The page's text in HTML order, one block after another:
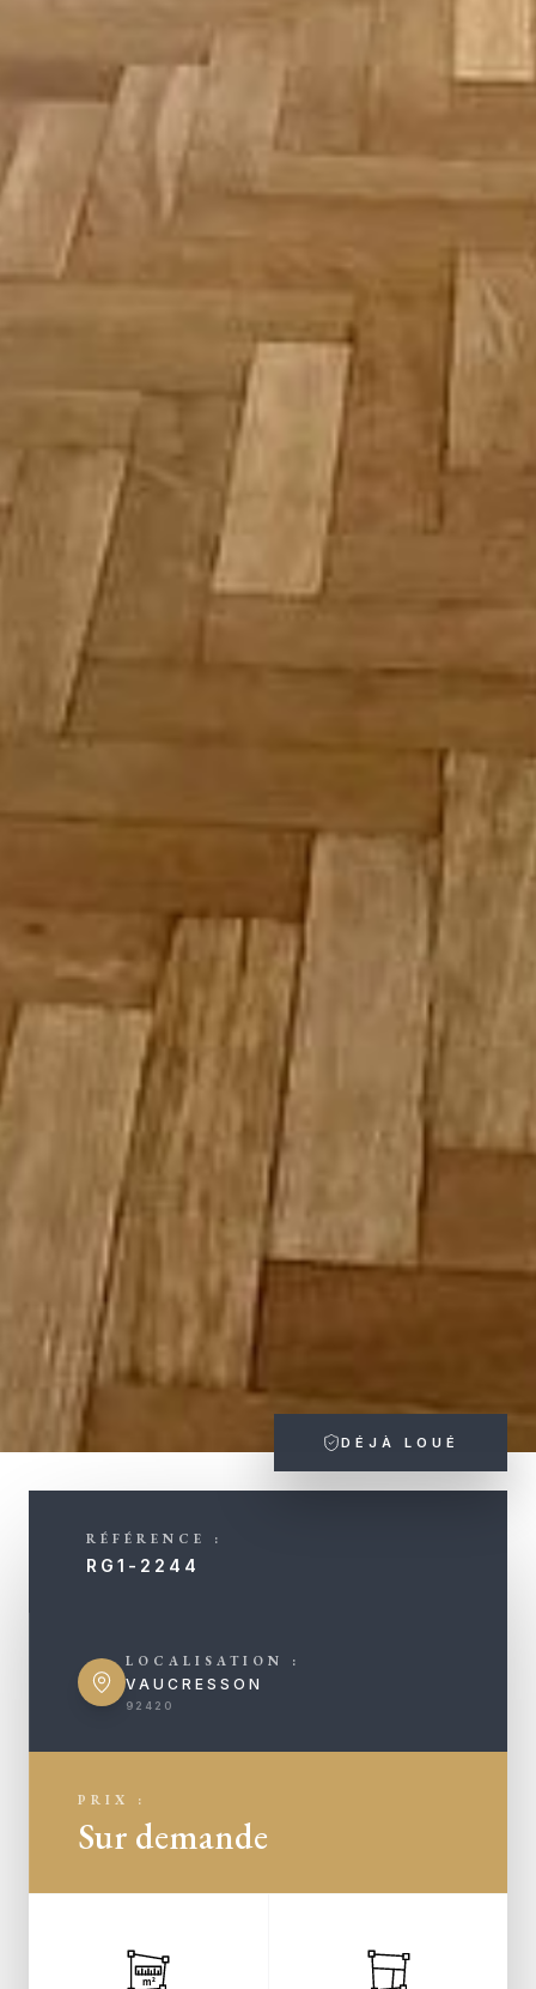
DÉJÀ LOUÉ
RÉFÉRENCE :
RG1-2244
LOCALISATION :
VAUCRESSON
92420
PRIX :
Sur demande
m²